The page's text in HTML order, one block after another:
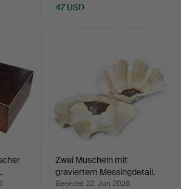
47 USD
Zwei Muscheln mit
graviertem Messingdetail.
Beendet 22. Jun 2026